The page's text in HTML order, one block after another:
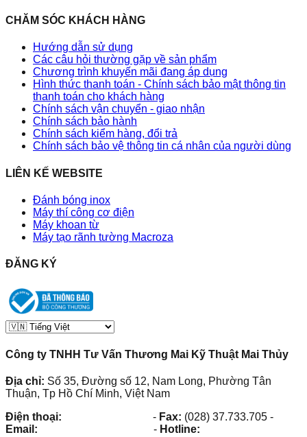
CHĂM SÓC KHÁCH HÀNG
Hướng dẫn sử dụng
Các câu hỏi thường gặp về sản phẩm
Chương trình khuyến mãi đang áp dụng
Hình thức thanh toán - Chính sách bảo mật thông tin
thanh toán cho khách hàng
Chính sách vận chuyển - giao nhận
Chính sách bảo hành
Chính sách kiểm hàng, đổi trả
Chính sách bảo vệ thông tin cá nhân của người dùng
LIÊN KẾ WEBSITE
Đánh bóng inox
Máy thí công cơ điện
Máy khoan từ
Máy tạo rãnh tường Macroza
ĐĂNG KÝ
Công ty TNHH Tư Vấn Thương Mai Kỹ Thuật Mai Thủy
Địa chỉ: Số 35, Đường số 12, Nam Long, Phường Tân
Thuận, Tp Hồ Chí Minh, Việt Nam
Điện thoại:
- Fax: (028) 37.733.705 -
Email:
- Hotline: